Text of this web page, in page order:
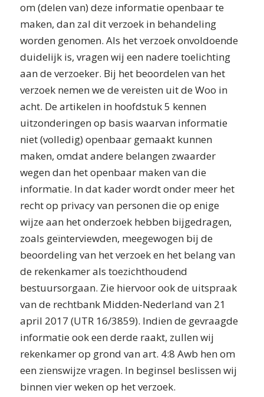
om (delen van) deze informatie openbaar te
maken, dan zal dit verzoek in behandeling
worden genomen. Als het verzoek onvoldoende
duidelijk is, vragen wij een nadere toelichting
aan de verzoeker. Bij het beoordelen van het
verzoek nemen we de vereisten uit de Woo in
acht. De artikelen in hoofdstuk 5 kennen
uitzonderingen op basis waarvan informatie
niet (volledig) openbaar gemaakt kunnen
maken, omdat andere belangen zwaarder
wegen dan het openbaar maken van die
informatie. In dat kader wordt onder meer het
recht op privacy van personen die op enige
wijze aan het onderzoek hebben bijgedragen,
zoals geïnterviewden, meegewogen bij de
beoordeling van het verzoek en het belang van
de rekenkamer als toezichthoudend
bestuursorgaan. Zie hiervoor ook de uitspraak
van de rechtbank Midden-Nederland van 21
april 2017 (UTR 16/3859). Indien de gevraagde
informatie ook een derde raakt, zullen wij
rekenkamer op grond van art. 4:8 Awb hen om
een zienswijze vragen. In beginsel beslissen wij
binnen vier weken op het verzoek.